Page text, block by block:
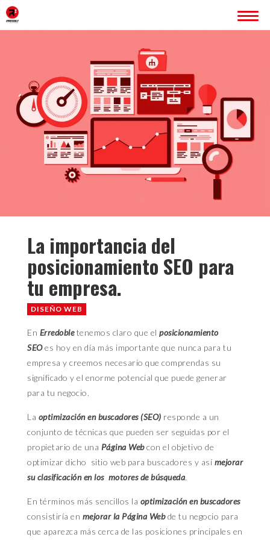
INICIO
ERREDOBLE
SERVICIOS
IMAGEN CORPORATIVA
PÁGINAS WEB
ROTULACIÓN
PUBLICIDAD
CONTACTO
La importancia del
posicionamiento SEO para
tu empresa.
DISEÑO WEB
En Erredobletenemos claro que el posicionamiento
SEOes hoy en día más importante que nunca para tu
empresa y creemos necesario que comprendas su
significado y el enorme potencial que puede generar
para tu negocio.
La optimización en buscadores (SEO) responde a un
conjunto de técnicas que pueden ser seguidas por el
propietario de una Página Webcon el objetivo de
optimizar dicho sitio web para buscadores y así mejorar
su clasificación en los motores de búsqueda.
En términos más sencillos la optimización en buscadores
consistiría en mejorar la Página Webde tu negocio para
que aparezca más cerca de las posiciones principales en